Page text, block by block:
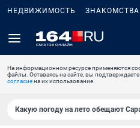
НЕДВИЖИМОСТЬ ЗНАКОМСТВА
На информационном ресурсе применяются
файлы. Оставаясь на сайте, вы подтверждаете
согласиена их использование.
Какую погоду на лето обещают